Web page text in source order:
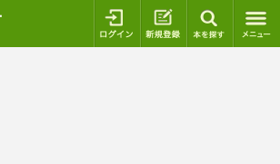
ログイン 新規登録